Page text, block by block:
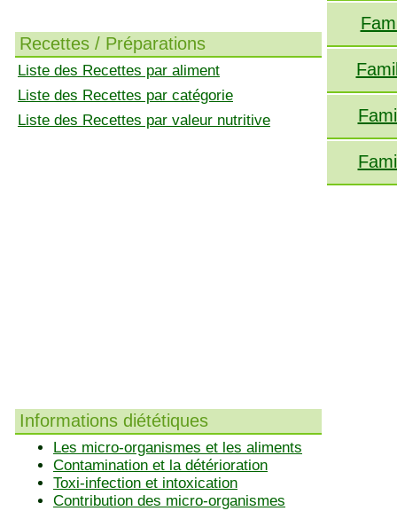
Recettes / Préparations
Liste des Recettes par aliment
Liste des Recettes par catégorie
Liste des Recettes par valeur nutritive
Informations diététiques
Les micro-organismes et les aliments
Contamination et la détérioration
Toxi-infection et intoxication
Contribution des micro-organismes